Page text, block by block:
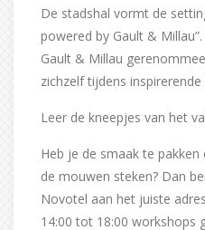
De stadshal vormt de
powered by Gault &
Gault & Millau
zichzelf tijdens inspirerende
Leer de kneepjes van het
Heb je de smaak te
de mouwen steken? Dan
Novotel aan het juiste
14:00 tot 18:00 workshops